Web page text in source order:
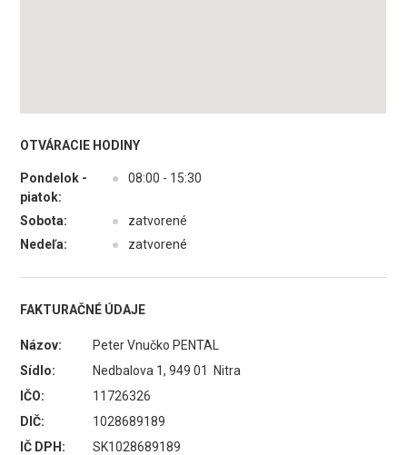
OTVÁRACIE HODINY
Pondelok -
piatok:
● 08:00 - 15:30
Sobota: ●
zatvorené
Nedeľa:
● zatvorené
FAKTURAČNÉ ÚDAJE
Názov:
Peter Vnučko PENTAL
Sídlo:
Nedbalova 1, 949 01 Nitra
IČO:
11726326
DIČ:
1028689189
IČ DPH:
SK1028689189